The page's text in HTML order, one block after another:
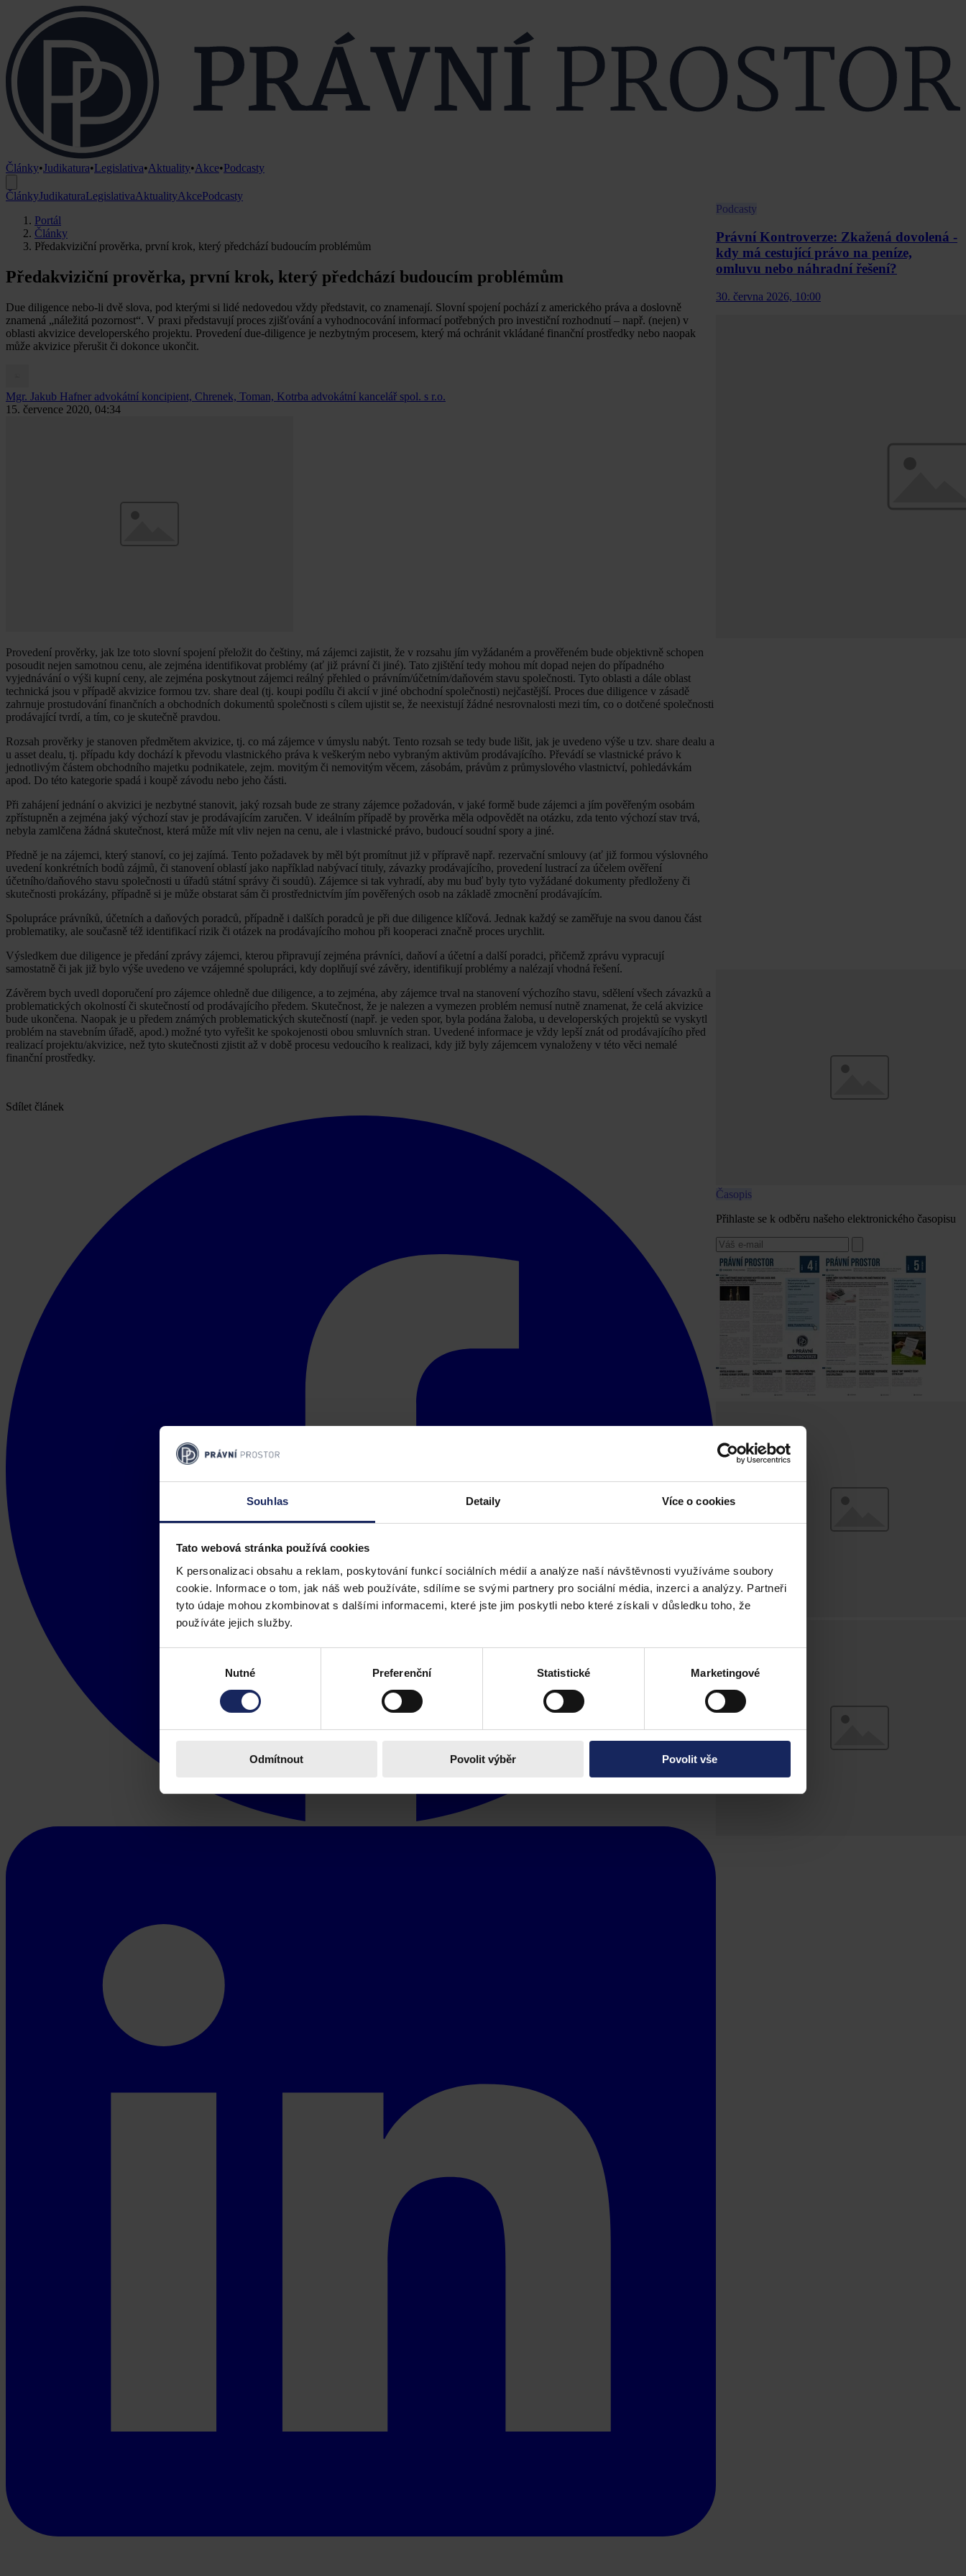
Souhlas Detaily Více o cookies
Tato webová stránka používá cookies
K personalizaci obsahu a reklam, poskytování funkcí sociálních médií a analýze naší návštěvnosti využíváme soubory
cookie. Informace o tom, jak náš web používáte, sdílíme se svými partnery pro sociální média, inzerci a analýzy. Partneři
tyto údaje mohou zkombinovat s dalšími informacemi, které jste jim poskytli nebo které získali v důsledku toho, že
používáte jejich služby.
Nutné Preferenční Statistické Marketingové
Odmítnout Povolit výběr Povolit vše
Články•Judikatura•Legislativa•Aktuality•Akce•Podcasty
ČlánkyJudikaturaLegislativaAktualityAkcePodcasty
Portál
Články
Předakviziční prověrka, první krok, který předchází budoucím problémům
Předakviziční prověrka, první krok, který předchází budoucím problémům
Due diligence nebo-li dvě slova, pod kterými si lidé nedovedou vždy představit, co znamenají. Slovní spojení pochází z amerického práva a doslovně
znamená „náležitá pozornost“. V praxi představují proces zjišťování a vyhodnocování informací potřebných pro investiční rozhodnutí – např. (nejen) v
oblasti akvizice developerského projektu. Provedení due-diligence je nezbytným procesem, který má ochránit vkládané finanční prostředky nebo naopak
může akvizice přerušit či dokonce ukončit.
Mgr. Jakub Hafner advokátní koncipient, Chrenek, Toman, Kotrba advokátní kancelář spol. s r.o.
15. července 2020, 04:34
Provedení prověrky, jak lze toto slovní spojení přeložit do češtiny, má zájemci zajistit, že v rozsahu jím vyžádaném a prověřeném bude objektivně schopen
posoudit nejen samotnou cenu, ale zejména identifikovat problémy (ať již právní či jiné). Tato zjištění tedy mohou mít dopad nejen do případného
vyjednávání o výši kupní ceny, ale zejména poskytnout zájemci reálný přehled o právním/účetním/daňovém stavu společnosti. Tyto oblasti a dále oblast
technická jsou v případě akvizice formou tzv. share deal (tj. koupi podílu či akcií v jiné obchodní společnosti) nejčastější. Proces due diligence v zásadě
zahrnuje prostudování finančních a obchodních dokumentů společnosti s cílem ujistit se, že neexistují žádné nesrovnalosti mezi tím, co o dotčené společnosti
prodávající tvrdí, a tím, co je skutečně pravdou.
Rozsah prověrky je stanoven předmětem akvizice, tj. co má zájemce v úmyslu nabýt. Tento rozsah se tedy bude lišit, jak je uvedeno výše u tzv. share dealu a
u asset dealu, tj. případu kdy dochází k převodu vlastnického práva k veškerým nebo vybraným aktivům prodávajícího. Převádí se vlastnické právo k
jednotlivým částem obchodního majetku podnikatele, zejm. movitým či nemovitým věcem, zásobám, právům z průmyslového vlastnictví, pohledávkám
apod. Do této kategorie spadá i koupě závodu nebo jeho části.
Při zahájení jednání o akvizici je nezbytné stanovit, jaký rozsah bude ze strany zájemce požadován, v jaké formě bude zájemci a jím pověřeným osobám
zpřístupněn a zejména jaký výchozí stav je prodávajícím zaručen. V ideálním případě by prověrka měla odpovědět na otázku, zda tento výchozí stav trvá,
nebyla zamlčena žádná skutečnost, která může mít vliv nejen na cenu, ale i vlastnické právo, budoucí soudní spory a jiné.
Předně je na zájemci, který stanoví, co jej zajímá. Tento požadavek by měl být promítnut již v přípravě např. rezervační smlouvy (ať již formou výslovného
uvedení konkrétních bodů zájmů, či stanovení oblastí jako například nabývací tituly, závazky prodávajícího, provedení lustrací za účelem ověření
účetního/daňového stavu společnosti u úřadů státní správy či soudů). Zájemce si tak vyhradí, aby mu buď byly tyto vyžádané dokumenty předloženy či
skutečnosti prokázány, případně si je může obstarat sám či prostřednictvím jím pověřených osob na základě zmocnění prodávajícím.
Spolupráce právníků, účetních a daňových poradců, případně i dalších poradců je při due diligence klíčová. Jednak každý se zaměřuje na svou danou část
problematiky, ale současně též identifikací rizik či otázek na prodávajícího mohou při kooperaci značně proces urychlit.
Výsledkem due diligence je předání zprávy zájemci, kterou připravují zejména právníci, daňoví a účetní a další poradci, přičemž zprávu vypracují
samostatně či jak již bylo výše uvedeno ve vzájemné spolupráci, kdy doplňují své závěry, identifikují problémy a nalézají vhodná řešení.
Závěrem bych uvedl doporučení pro zájemce ohledně due diligence, a to zejména, aby zájemce trval na stanovení výchozího stavu, sdělení všech závazků a
problematických okolností či skutečností od prodávajícího předem. Skutečnost, že je nalezen a vymezen problém nemusí nutně znamenat, že celá akvizice
bude ukončena. Naopak je u předem známých problematických skutečností (např. je veden spor, byla podána žaloba, u developerských projektů se vyskytl
problém na stavebním úřadě, apod.) možné tyto vyřešit ke spokojenosti obou smluvních stran. Uvedené informace je vždy lepší znát od prodávajícího před
realizací projektu/akvizice, než tyto skutečnosti zjistit až v době procesu vedoucího k realizaci, kdy již byly zájemcem vynaloženy v této věci nemalé
finanční prostředky.
Sdílet článek
Podcasty
Právní Kontroverze: Zkažená dovolená -
kdy má cestující právo na peníze,
omluvu nebo náhradní řešení?
30. června 2026, 10:00
Časopis
Přihlaste se k odběru našeho elektronického časopisu